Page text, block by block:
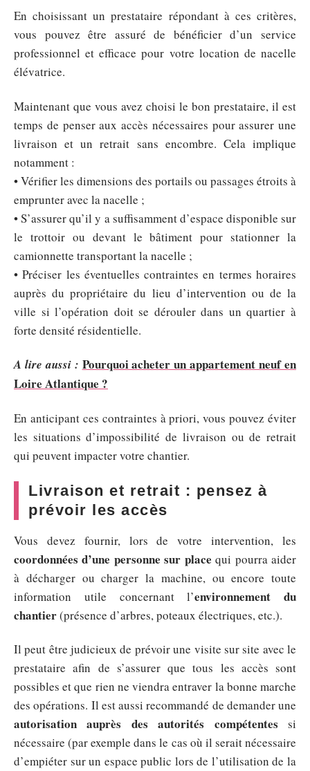
En choisissant un prestataire répondant à ces critères,
vous pouvez être assuré de bénéficier d’un service
professionnel et efficace pour votre location de nacelle
élévatrice.
Maintenant que vous avez choisi le bon prestataire, il est
temps de penser aux accès nécessaires pour assurer une
livraison et un retrait sans encombre. Cela implique
notamment :
• Vérifier les dimensions des portails ou passages étroits à
emprunter avec la nacelle ;
• S’assurer qu’il y a suffisamment d’espace disponible sur
le trottoir ou devant le bâtiment pour stationner la
camionnette transportant la nacelle ;
• Préciser les éventuelles contraintes en termes horaires
auprès du propriétaire du lieu d’intervention ou de la
ville si l’opération doit se dérouler dans un quartier à
forte densité résidentielle.
A lire aussi : Pourquoi acheter un appartement neuf en
Loire Atlantique ?
En anticipant ces contraintes à priori, vous pouvez éviter
les situations d’impossibilité de livraison ou de retrait
qui peuvent impacter votre chantier.
Livraison et retrait : pensez à
prévoir les accès
Vous devez fournir, lors de votre intervention, les
coordonnées d’une personne sur place qui pourra aider
à décharger ou charger la machine, ou encore toute
information utile concernant l’environnement du
chantier(présence d’arbres, poteaux électriques, etc.).
Il peut être judicieux de prévoir une visite sur site avec le
prestataire afin de s’assurer que tous les accès sont
possibles et que rien ne viendra entraver la bonne marche
des opérations. Il est aussi recommandé de demander une
autorisation auprès des autorités compétentes si
nécessaire (par exemple dans le cas où il serait nécessaire
d’empiéter sur un espace public lors de l’utilisation de la